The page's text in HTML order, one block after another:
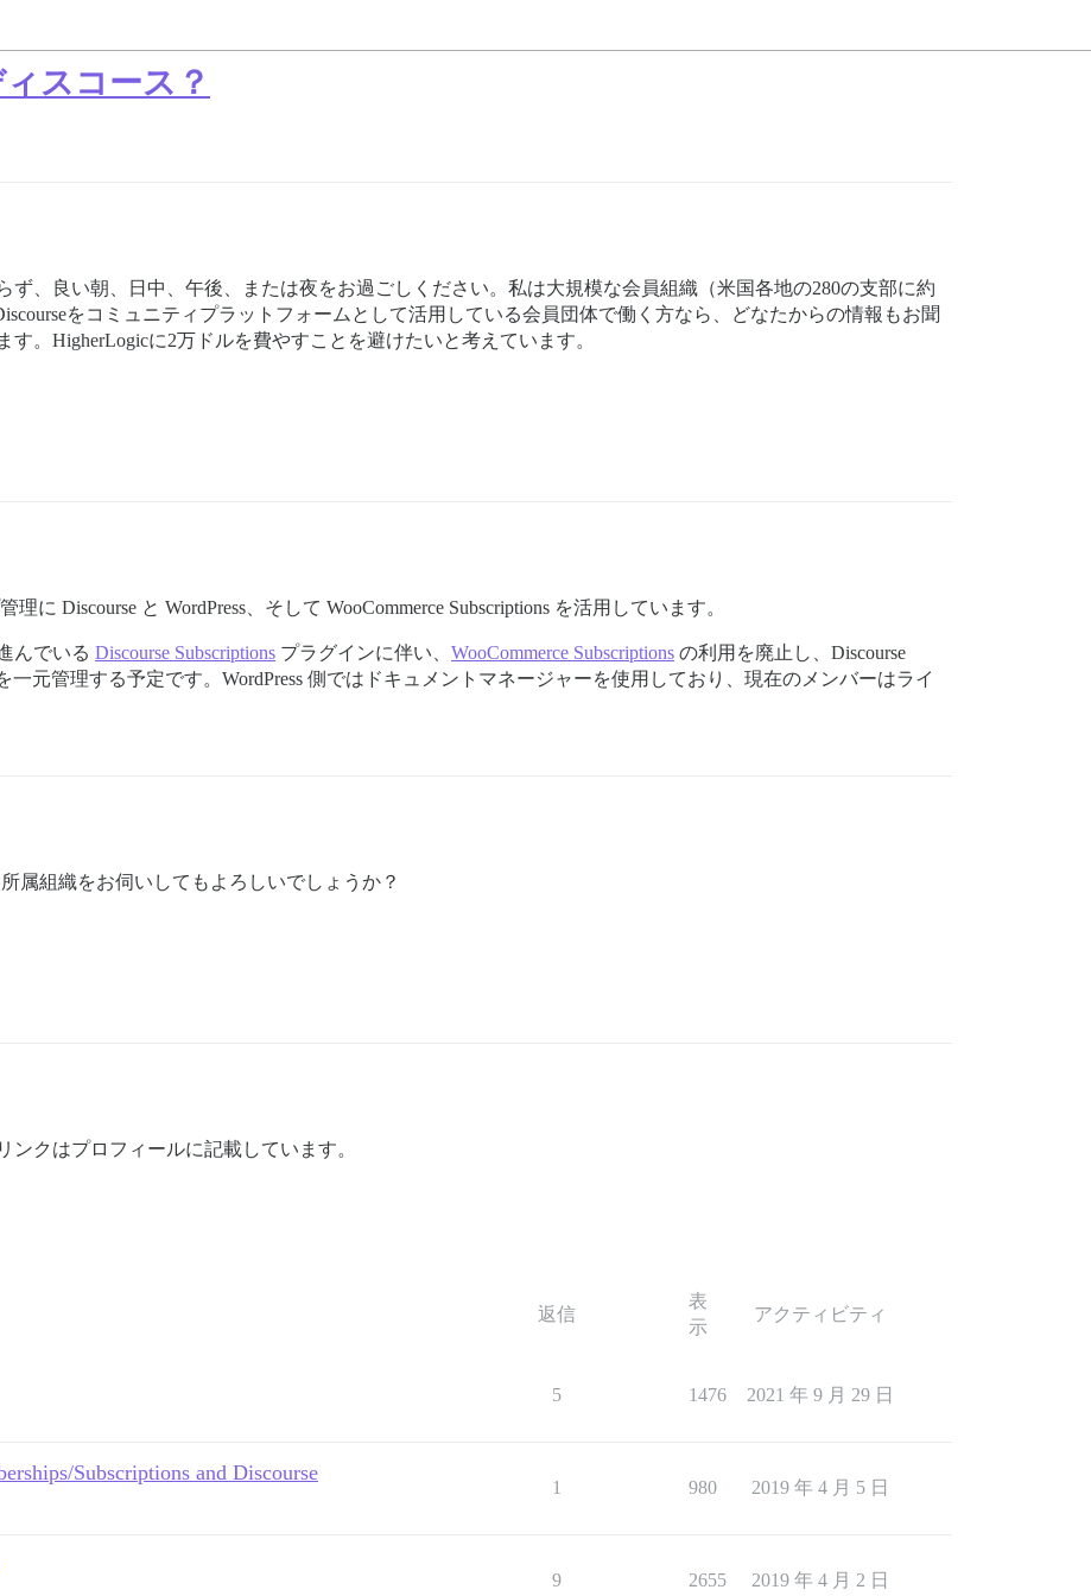
スコース？
ず、良い朝、日中、午後、または夜をお過ごしください。私は大規模な会員組織（米国各地の280の支部に約
をコミュニティプラットフォームとして活用している会員団体で働く方なら、どなたからの情報もお聞
。HigherLogicに2万ドルを費やすことを避けたいと考えています。
に Discourse と WordPress、そして WooCommerce Subscriptions を活用しています。
んでいる Discourse Subscriptions プラグインに伴い、 WooCommerce Subscriptions の利用を廃止し、Discourse
一元管理する予定です。WordPress 側ではドキュメントマネージャーを使用しており、現在のメンバーはライ
属組織をお伺いしてもよろしいでしょうか？
クはプロフィールに記載しています。
返信
表
示
アクティビティ
5 1476 2021 年 9 月 29 日
Subscriptions and Discourse
1 980 2019 年 4 月 5 日
9 2655 2019 年 4 月 2 日